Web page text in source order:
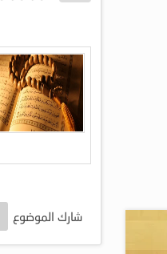
شارك الموضوع